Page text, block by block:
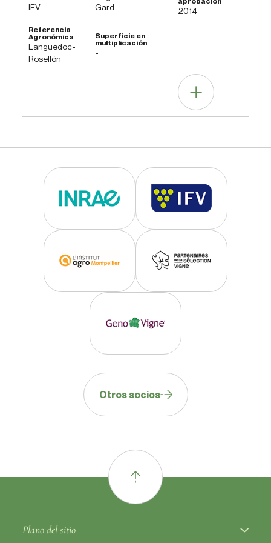
Gard
IFV 2014
Languedoc-
Rosellón
-
Otros socios
Plano del sitio